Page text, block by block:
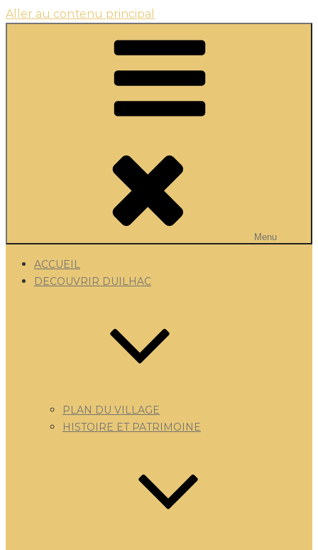
Aller au contenu principal
Menu
ACCUEIL
DECOUVRIR DUILHAC
PLAN DU VILLAGE
HISTOIRE ET PATRIMOINE